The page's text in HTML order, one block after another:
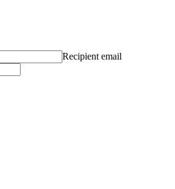
Recipient email